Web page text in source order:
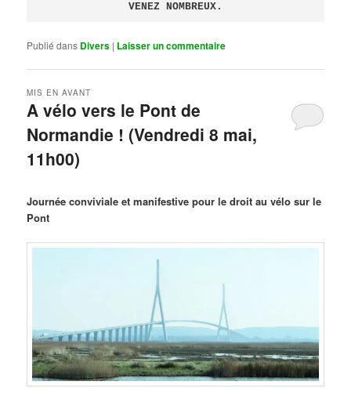
VENEZ NOMBREUX.
Publié dans Divers | Laisser un commentaire
A vélo vers le Pont de
Normandie ! (Vendredi 8 mai,
11h00)
MIS EN AVANT
Journée conviviale et manifestive pour le droit au vélo sur le
Pont